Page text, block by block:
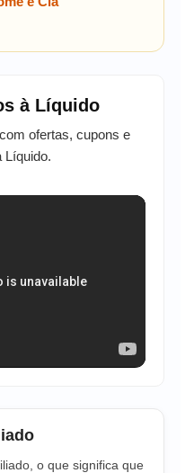
à Líquido
ofertas, cupons e
Líquido.
o que significa que